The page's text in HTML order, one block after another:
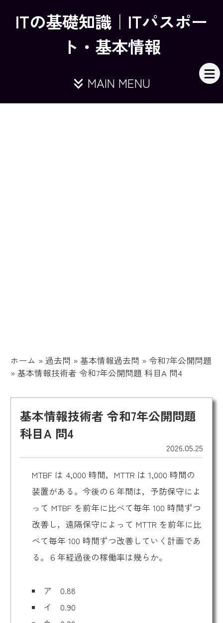
ITの基礎知識｜ITパスポー
ト・基本情報
MAIN MENU
ホーム » 過去問 » 基本情報過去問 » 令和7年公開問題
»基本情報技術者 令和7年公開問題 科目A 問4
基本情報技術者 令和7年公開問題
科目A 問4
2026.05.25
MTBF は 4,000 時間，MTTR は 1,000 時間の
装置がある。今後の６年間は，予防保守によ
って MTBF を前年に比べて毎年 100 時間ずつ
改善し，遠隔保守によって MTTR を前年に比
べて毎年 100 時間ずつ改善していく計画であ
る。６年経過後の稼働率は幾らか。
ア 0.88
イ 0.90